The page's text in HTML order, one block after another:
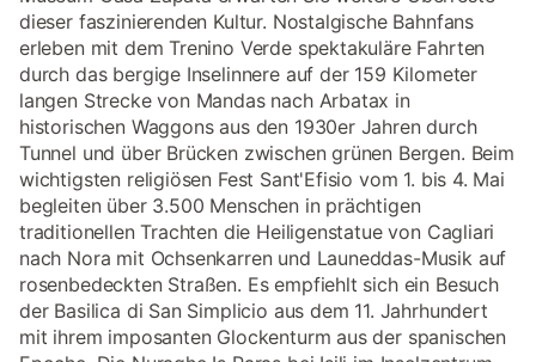
dieser faszinierenden Kultur. Nostalgische Bahnfans
erleben mit dem Trenino Verde spektakuläre Fahrten
durch das bergige Inselinnere auf der 159 Kilometer
langen Strecke von Mandas nach Arbatax in
historischen Waggons aus den 1930er Jahren durch
Tunnel und über Brücken zwischen grünen Bergen. Beim
wichtigsten religiösen Fest Sant'Efisio vom 1. bis 4. Mai
begleiten über 3.500 Menschen in prächtigen
traditionellen Trachten die Heiligenstatue von Cagliari
nach Nora mit Ochsenkarren und Launeddas-Musik auf
rosenbedeckten Straßen. Es empfiehlt sich ein Besuch
der Basilica di San Simplicio aus dem 11. Jahrhundert
mit ihrem imposanten Glockenturm aus der spanischen